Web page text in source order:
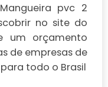
pvc 2
no site do
um orçamento
de empresas de
todo o Brasil